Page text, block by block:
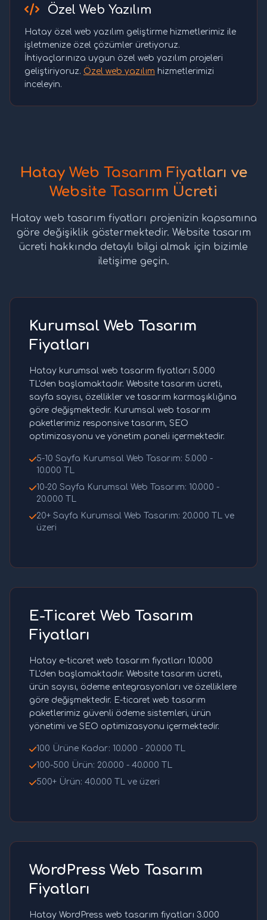
Özel Web Yazılım
Hatay özel web yazılım geliştirme hizmetlerimiz ile
işletmenize özel çözümler üretiyoruz.
İhtiyaçlarınıza uygun özel web yazılım projeleri
geliştiriyoruz. Özel web yazılım hizmetlerimizi
inceleyin.
Hatay Web Tasarım Fiyatları ve
Website Tasarım Ücreti
Hatay web tasarım fiyatları projenizin kapsamına
göre değişiklik göstermektedir. Website tasarım
ücreti hakkında detaylı bilgi almak için bizimle
iletişime geçin.
Kurumsal Web Tasarım
Fiyatları
Hatay kurumsal web tasarım fiyatları 5.000
TL'den başlamaktadır. Website tasarım ücreti,
sayfa sayısı, özellikler ve tasarım karmaşıklığına
göre değişmektedir. Kurumsal web tasarım
paketlerimiz responsive tasarım, SEO
optimizasyonu ve yönetim paneli içermektedir.
5-10 Sayfa Kurumsal Web Tasarım: 5.000 -
10.000 TL
10-20 Sayfa Kurumsal Web Tasarım: 10.000 -
20.000 TL
20+ Sayfa Kurumsal Web Tasarım: 20.000 TL ve
üzeri
E-Ticaret Web Tasarım
Fiyatları
Hatay e-ticaret web tasarım fiyatları 10.000
TL'den başlamaktadır. Website tasarım ücreti,
ürün sayısı, ödeme entegrasyonları ve özelliklere
göre değişmektedir. E-ticaret web tasarım
paketlerimiz güvenli ödeme sistemleri, ürün
yönetimi ve SEO optimizasyonu içermektedir.
100 Ürüne Kadar: 10.000 - 20.000 TL
100-500 Ürün: 20.000 - 40.000 TL
500+ Ürün: 40.000 TL ve üzeri
WordPress Web Tasarım
Fiyatları
Hatay WordPress web tasarım fiyatları 3.000